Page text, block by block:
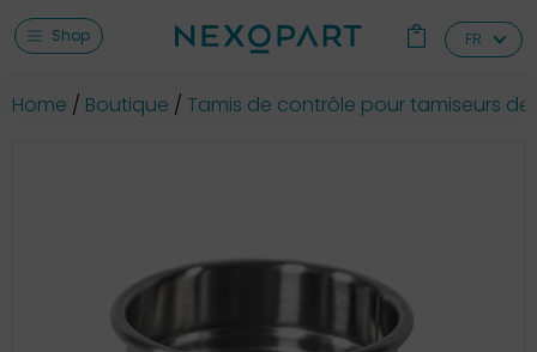
Shop FR
Home Boutique Tamis de contrôle pour tamiseurs